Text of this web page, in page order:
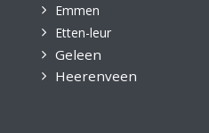
Emmen
Etten-leur
Geleen
Heerenveen